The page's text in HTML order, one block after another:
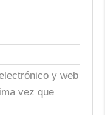
y web
vez que